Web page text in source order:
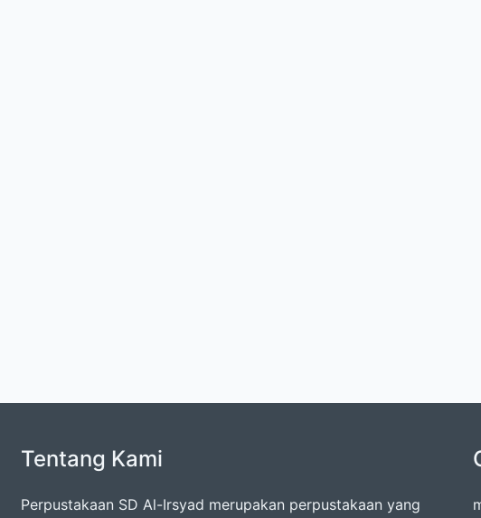
Tentang Kami
Perpustakaan SD Al-Irsyad merupakan perpustakaan yang